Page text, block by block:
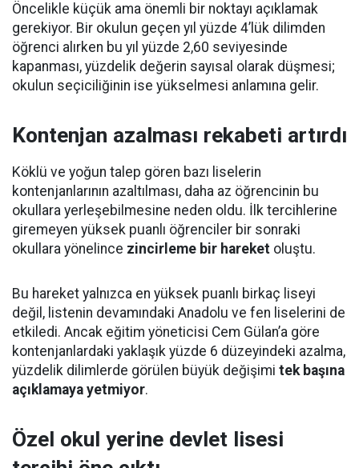
Öncelikle küçük ama önemli bir noktayı açıklamak
gerekiyor. Bir okulun geçen yıl yüzde 4’lük dilimden
öğrenci alırken bu yıl yüzde 2,60 seviyesinde
kapanması, yüzdelik değerin sayısal olarak düşmesi;
okulun seçiciliğinin ise yükselmesi anlamına gelir.
Kontenjan azalması rekabeti artırdı
Köklü ve yoğun talep gören bazı liselerin
kontenjanlarının azaltılması, daha az öğrencinin bu
okullara yerleşebilmesine neden oldu. İlk tercihlerine
giremeyen yüksek puanlı öğrenciler bir sonraki
okullara yönelince zincirleme bir hareket oluştu.
Bu hareket yalnızca en yüksek puanlı birkaç liseyi
değil, listenin devamındaki Anadolu ve fen liselerini de
etkiledi. Ancak eğitim yöneticisi Cem Gülan’a göre
kontenjanlardaki yaklaşık yüzde 6 düzeyindeki azalma,
yüzdelik dilimlerde görülen büyük değişimi tek başına
açıklamaya yetmiyor.
Özel okul yerine devlet lisesi